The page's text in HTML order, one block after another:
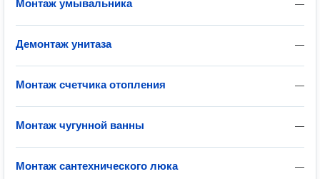
—
Монтаж умывальника
—
Демонтаж унитаза
—
Монтаж счетчика отопления
—
Монтаж чугунной ванны
—
Монтаж сантехнического люка